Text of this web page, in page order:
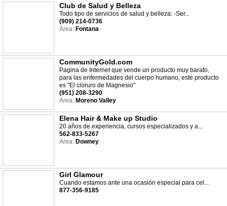
Club de Salud y Belleza
Todo tipo de servicios de salud y belleza: -Ser...
(909) 214-0736
Area: Fontana
CommunityGold.com
Pagina de Internet que vende un producto muy barato,
para las enfermedades del cuerpo humano, este producto
es "El cloruro de Magnesio"
(951) 208-3290
Area: Moreno Valley
Elena Hair & Make up Studio
20 años de experiencia, cursos especializados y a...
562-833-5267
Area: Downey
Girl Glamour
Cuando estamos ante una ocasión especial para cel...
877-356-9185